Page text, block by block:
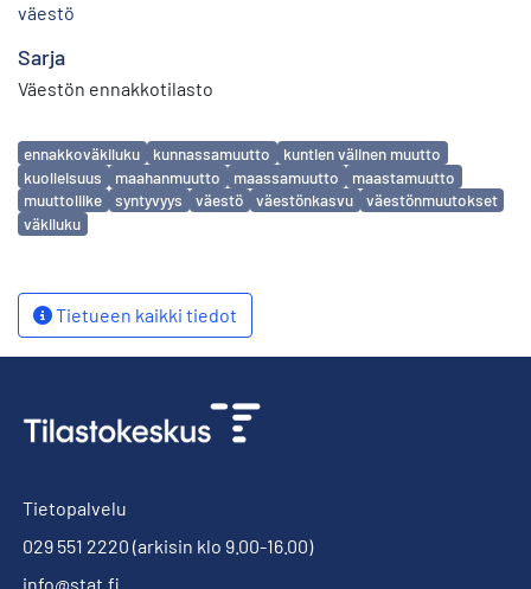
väestö
Sarja
Väestön ennakkotilasto
Avainsanat
ennakkoväkiluku kunnassamuutto
kuntien välinen muutto
kuolleisuus
maahanmuutto maassamuutto
maastamuutto
muuttoliike
syntyvyys väestö väestönkasvu
väestönmuutokset
väkiluku
Tietueen kaikki tiedot
Tietopalvelu
029 551 2220 (arkisin klo 9.00-16.00)
info@stat.fi